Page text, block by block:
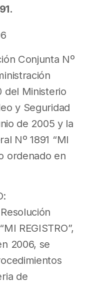
Conjunta Nº
del Ministerio
y Seguridad
de 2005 y la
Nº 1891 “MI
ordenado en
REGISTRO”,
2006, se
de